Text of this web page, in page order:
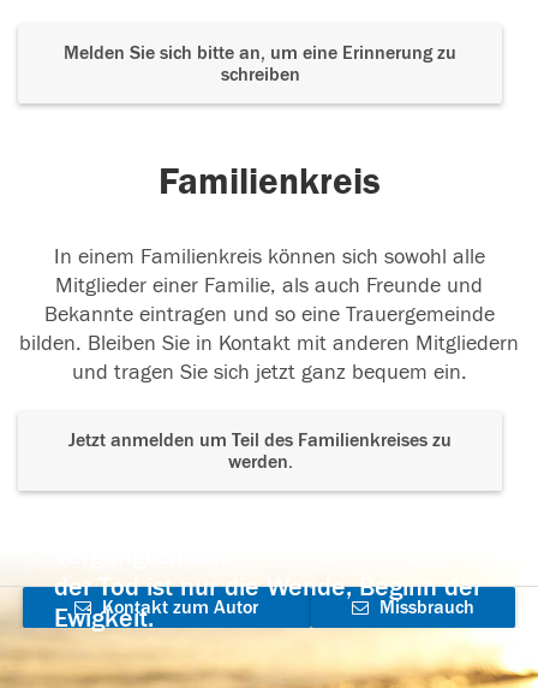
Melden Sie sich bitte an, um eine Erinnerung zu
schreiben
Familienkreis
In einem Familienkreis können sich sowohl alle
Mitglieder einer Familie, als auch Freunde und
Bekannte eintragen und so eine Trauergemeinde
bilden. Bleiben Sie in Kontakt mit anderen Mitgliedern
und tragen Sie sich jetzt ganz bequem ein.
Jetzt anmelden um Teil des Familienkreises zu
werden.
der Tod ist nur die Wende, Beginn der
Ewigkeit.
Kontakt zum Autor
aufnehmen
Missbrauch